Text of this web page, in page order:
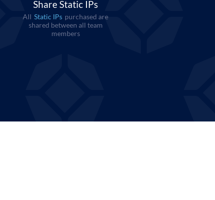
Share Static IPs
All Static IPs purchased are
shared between all team
members